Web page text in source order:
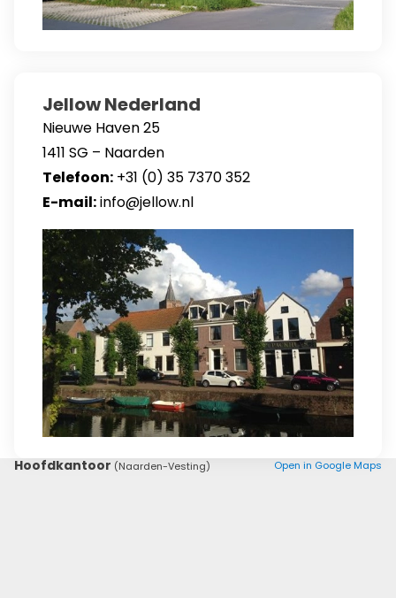
Jellow Nederland
Nieuwe Haven 25
1411 SG – Naarden
Telefoon: +31 (0) 35 7370 352
E-mail:info@jellow.nl
Hoofdkantoor (Naarden-Vesting) Open in Google Maps